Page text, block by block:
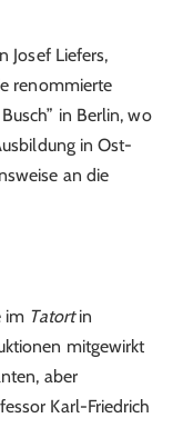
Josef Liefers,
renommierte
in Berlin, wo
in Ost-
an die
im Tatortin
mitgewirkt
aber
Karl-Friedrich